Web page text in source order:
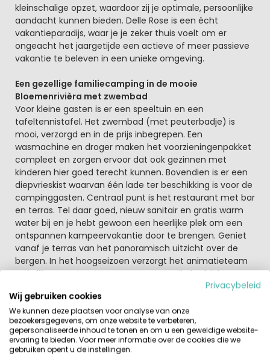
kleinschalige opzet, waardoor zij je optimale, persoonlijke
aandacht kunnen bieden. Delle Rose is een écht
vakantieparadijs, waar je je zeker thuis voelt om er
ongeacht het jaargetijde een actieve of meer passieve
vakantie te beleven in een unieke omgeving.
Een gezellige familiecamping in de mooie
Bloemenrivièra met zwembad
Voor kleine gasten is er een speeltuin en een
tafeltennistafel. Het zwembad (met peuterbadje) is
mooi, verzorgd en in de prijs inbegrepen. Een
wasmachine en droger maken het voorzieningenpakket
compleet en zorgen ervoor dat ook gezinnen met
kinderen hier goed terecht kunnen. Bovendien is er een
diepvrieskist waarvan één lade ter beschikking is voor de
campinggasten. Centraal punt is het restaurant met bar
en terras. Tel daar goed, nieuw sanitair en gratis warm
water bij en je hebt gewoon een heerlijke plek om een
ontspannen kampeervakantie door te brengen. Geniet
vanaf je terras van het panoramisch uitzicht over de
bergen. In het hoogseizoen verzorgt het animatieteam
wekelijks een nieuw programma voor alle leeftijden.
In de groene Nervia Vallei, op ruim 100 meter boven de
zeespiegel
De camping is gelegen in het bergachtige rustige
achterland van de Bloemenrivièra en ligt midden in de
ongerepte natuur met z’n vele olijf- en wijngaarden en
Privacybeleid
Wij gebruiken cookies
We kunnen deze plaatsen voor analyse van onze
bezoekersgegevens, om onze website te verbeteren,
gepersonaliseerde inhoud te tonen en om u een geweldige website-
ervaring te bieden. Voor meer informatie over de cookies die we
gebruiken opent u de instellingen.